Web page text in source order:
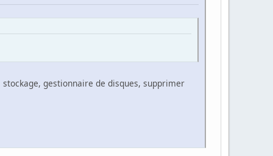
gestionnaire de disques, supprimer